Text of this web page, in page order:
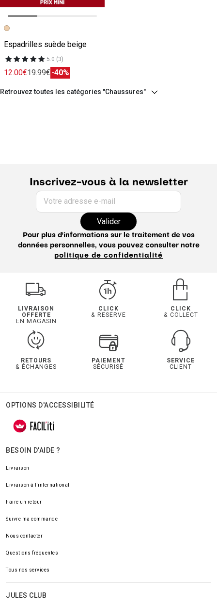
Image précédente
Image suivante
Espadrilles suède beige
5.0 (3)
12.00€19.99€-40%
Retrouvez toutes les catégories "Chaussures"
Inscrivez-vous à la newsletter
Votre adresse e-mail
Valider
Pour plus d'informations sur le traitement de vos
données personnelles, vous pouvez consulter notre
politique de confidentialité
LIVRAISON
OFFERTE
EN MAGASIN
CLICK
& RESERVE
CLICK
& COLLECT
RETOURS
& ÉCHANGES
PAIEMENT
SÉCURISÉ
SERVICE
CLIENT
OPTIONS D'ACCESSIBILITÉ
BESOIN D'AIDE ?
Livraison
Livraison à l'international
Faire un retour
Suivre ma commande
Nous contacter
Questions fréquentes
Tous nos services
JULES CLUB